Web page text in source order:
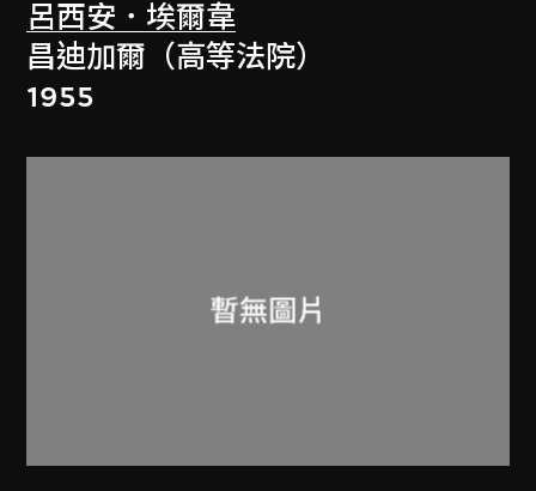
呂西安．埃爾韋
昌迪加爾（高等法院）
1955